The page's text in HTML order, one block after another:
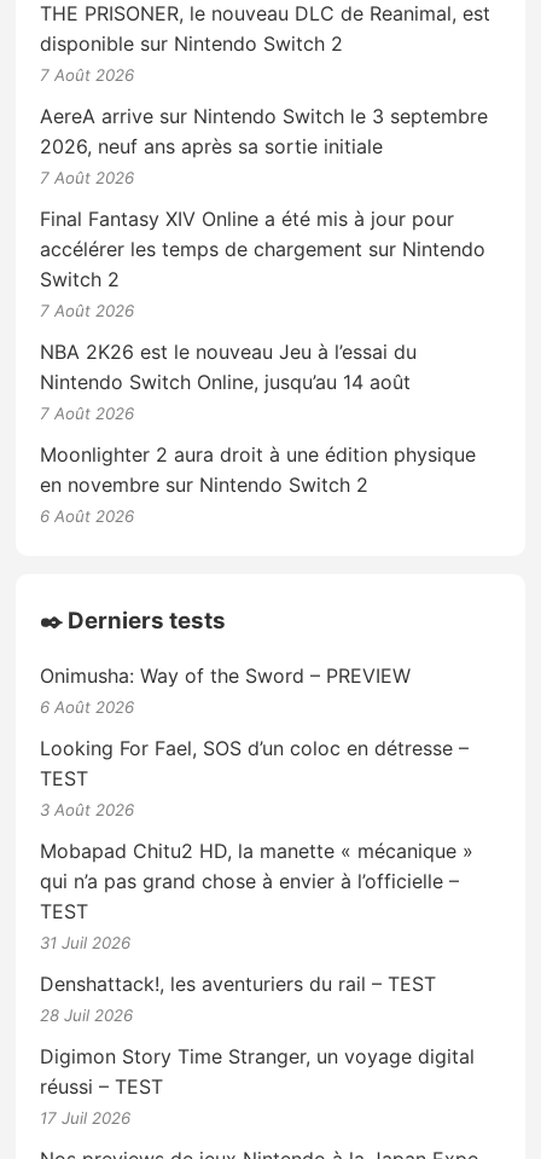
THE PRISONER, le nouveau DLC de Reanimal, est
disponible sur Nintendo Switch 2
7 Août 2026
AereA arrive sur Nintendo Switch le 3 septembre
2026, neuf ans après sa sortie initiale
7 Août 2026
Final Fantasy XIV Online a été mis à jour pour
accélérer les temps de chargement sur Nintendo
Switch 2
7 Août 2026
NBA 2K26 est le nouveau Jeu à l’essai du
Nintendo Switch Online, jusqu’au 14 août
7 Août 2026
Moonlighter 2 aura droit à une édition physique
en novembre sur Nintendo Switch 2
6 Août 2026
✒️ Derniers tests
Onimusha: Way of the Sword – PREVIEW
6 Août 2026
Looking For Fael, SOS d’un coloc en détresse –
TEST
3 Août 2026
Mobapad Chitu2 HD, la manette « mécanique »
qui n’a pas grand chose à envier à l’officielle –
TEST
31 Juil 2026
Denshattack!, les aventuriers du rail – TEST
28 Juil 2026
Digimon Story Time Stranger, un voyage digital
réussi – TEST
17 Juil 2026